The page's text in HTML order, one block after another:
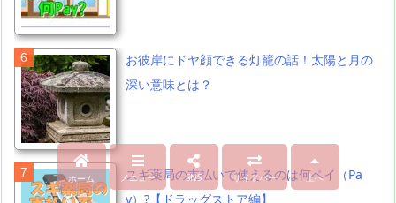
お彼岸にドヤ顔できる灯籠の話！太陽と月の
深い意味とは？
スギ薬局の支払いで使えるのは何ペイ（Pa
y）?【ドラッグストア編】
ホーム メニュー SNS サイドバー 上へ